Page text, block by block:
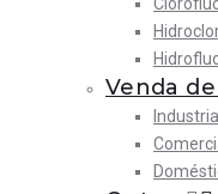
Venda